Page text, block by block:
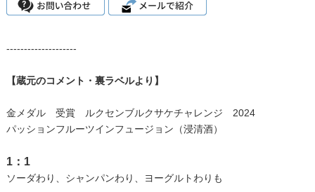
--------------------
【蔵元のコメント・裏ラベルより】
金メダル 受賞 ルクセンブルクサケチャレンジ 2024
パッションフルーツインフュージョン（浸清酒）
1：1
ソーダわり、シャンパンわり、ヨーグルトわりも